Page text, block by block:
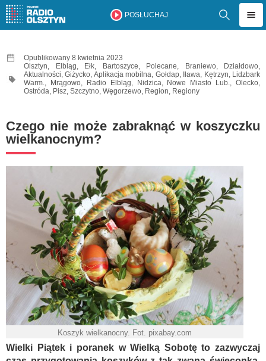
POSŁUCHAJ
Opublikowany 8 kwietnia 2023
Olsztyn, Elbląg, Ełk, Bartoszyce, Polecane, Braniewo, Działdowo,
Aktualności,Giżycko, Aplikacja mobilna, Gołdap, Iława, Kętrzyn, Lidzbark
Warm., Mrągowo, Radio Elbląg, Nidzica, Nowe Miasto Lub., Olecko,
Ostróda, Pisz, Szczytno, Węgorzewo, Region, Regiony
Czego nie może zabraknąć w koszyczku
wielkanocnym?
Koszyk wielkanocny. Fot. pixabay.com
Wielki Piątek i poranek w Wielką Sobotę to zazwyczaj